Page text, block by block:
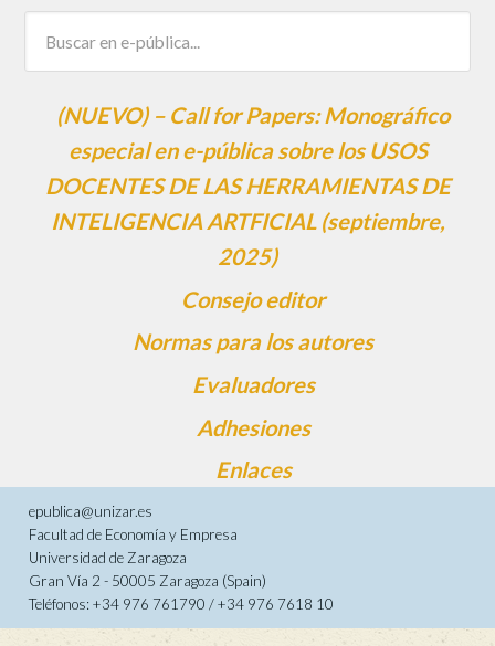
(NUEVO) – Call for Papers: Monográfico
especial en e-pública sobre los USOS
DOCENTES DE LAS HERRAMIENTAS DE
INTELIGENCIA ARTFICIAL (septiembre,
2025)
Consejo editor
Normas para los autores
Evaluadores
Adhesiones
Enlaces
epublica@unizar.es
Facultad de Economía y Empresa
Universidad de Zaragoza
Gran Vía 2 - 50005 Zaragoza (Spain)
Teléfonos: +34 976 761790 / +34 976 7618 10